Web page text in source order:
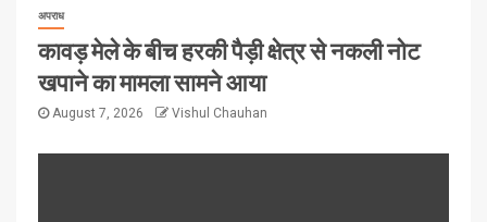
अपराध
कावड़ मेले के बीच हरकी पैड़ी क्षेत्र से नकली नोट
खपाने का मामला सामने आया
August 7, 2026 Vishul Chauhan